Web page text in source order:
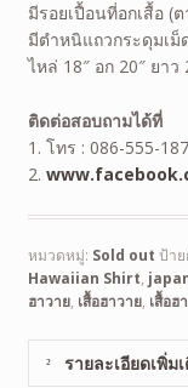
มีรอยเปื้อนที่อกเสื้อ (
มีตำหนิแถวกระดุมเม็
ไหล่ 18″ อก 20″ ยาว
ติดต่อสอบถามได้ที่
1. โทร : 086-555-
2.
หมวดหมู่: Sold out ป้า
Hawaiian Shirt,
ฮาวาย, เสื้อฮาวาย, เสื้อ
รายละเอียดเพิ่ม